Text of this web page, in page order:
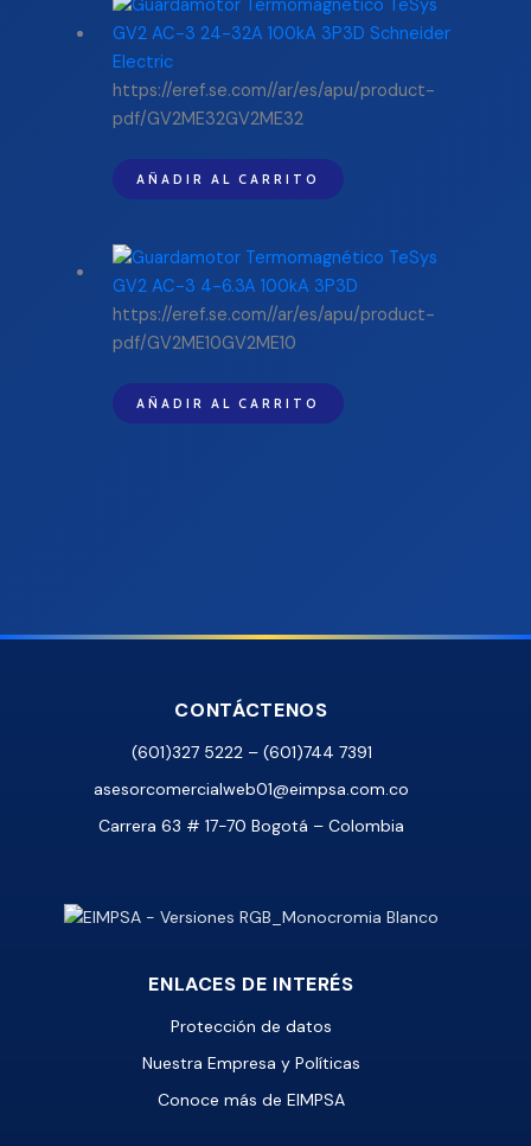
https://eref.se.com//ar/es/apu/product-
pdf/GV2ME32GV2ME32
AÑADIR AL CARRITO
https://eref.se.com//ar/es/apu/product-
pdf/GV2ME10GV2ME10
AÑADIR AL CARRITO
CONTÁCTENOS
(601)327 5222 – (601)744 7391
asesorcomercialweb01@eimpsa.com.co
Carrera 63 # 17-70 Bogotá – Colombia
ENLACES DE INTERÉS
Protección de datos
Nuestra Empresa y Políticas
Conoce más de EIMPSA